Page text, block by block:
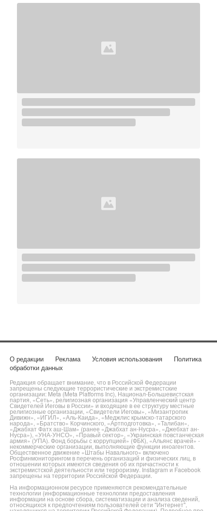
О редакции Реклама Условия использования
Политика
обработки данных
Редакция обращает внимание, что в Российской Федерации
запрещены следующие террористические и экстремистские
организации: Meta (Meta Platforms Inc), Национал-Большевистская
партия, «Сеть», религиозная организация «Управленческий центр
Свидетелей Иеговы в России» и входящие в ее структуру местные
религиозные организации, «Свидетели Иеговы», «Мизантропик
Дивижн», «ИГИЛ», «Аль-Каида», «Меджлис крымско-татарского
народа», «Братство» Корчинского, «Артподготовка», «Талибан»,
«Джабхат Фатх аш-Шам» (ранее «Джабхат ан-Нусра», «Джебхат ан-
Нусра»), «УНА-УНСО», «Правый сектор», «Украинская повстанческая
армия» (УПА). Фонд борьбы с коррупцией» (ФБК), «Альянс врачей» -
некоммерческие организации, выполняющие функции иноагентов.
Общественное движение «Штабы Навального» включено
Росфинмониторингом в перечень организаций и физических лиц, в
отношении которых имеются сведения об их причастности к
экстремистской деятельности или терроризму. Instagram и Facebook
запрещены на территории Российской Федерации.
На информационном ресурсе применяются рекомендательные
технологии (информационные технологии предоставления
информации на основе сбора, систематизации и анализа сведений,
относящихся к предпочтениям пользователей сети "Интернет",